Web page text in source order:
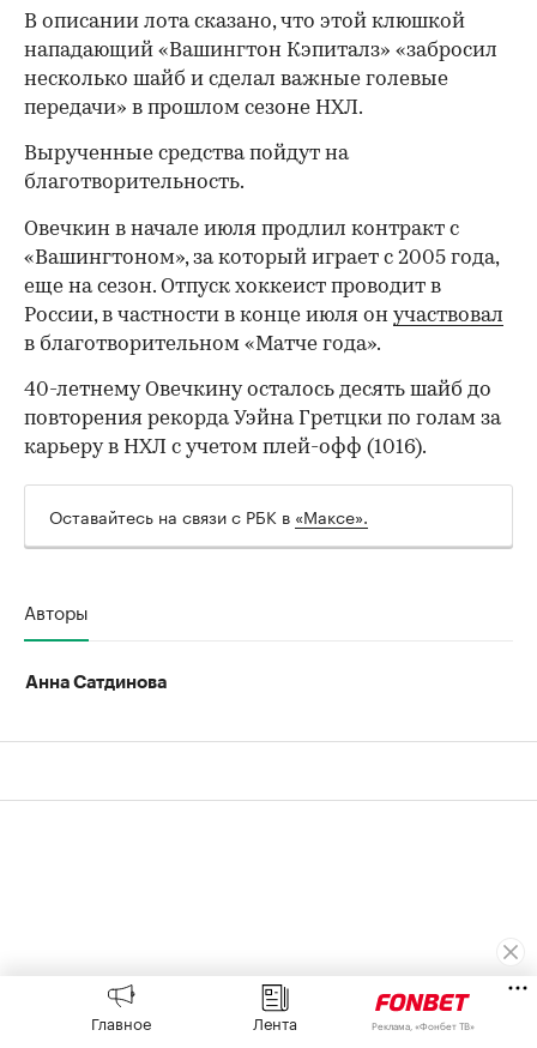
В описании лота сказано, что этой клюшкой
нападающий «Вашингтон Кэпиталз» «забросил
несколько шайб и сделал важные голевые
передачи» в прошлом сезоне НХЛ.
Вырученные средства пойдут на
благотворительность.
00:00
Овечкин в начале июля продлил контракт с
«Вашингтоном», за который играет с 2005 года,
еще на сезон. Отпуск хоккеист проводит в
России, в частности в конце июля он участвовал
в благотворительном «Матче года».
40-летнему Овечкину осталось десять шайб до
повторения рекорда Уэйна Гретцки по голам за
карьеру в НХЛ с учетом плей-офф (1016).
Оставайтесь на связи с РБК в «Максе».
Авторы
Анна Сатдинова
Главное Лента Реклама, «Фонбет ТВ»